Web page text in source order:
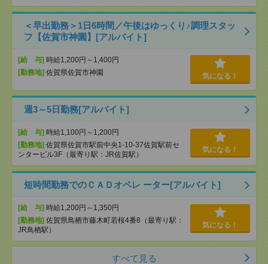
＜早出勤務＞1日6時間／午後はゆっくり♪調理スタッ
フ【佐賀市神園】[アルバイト]
[給 与] 時給1,200円～1,400円
[勤務地] 佐賀県佐賀市神園 気になる！
週3～5日勤務[アルバイト]
[給 与] 時給1,100円～1,200円
[勤務地] 佐賀県佐賀市駅前中央1-10-37佐賀駅前セ
ンタービル3F（最寄り駅：JR佐賀駅）
気になる！
短時間勤務でのＣＡＤオペレ ーター[アルバイト]
[給 与] 時給1,200円～1,350円
[勤務地] 佐賀県鳥栖市藤木町若桜4番8（最寄り駅：
JR鳥栖駅）
気になる！
すべて見る